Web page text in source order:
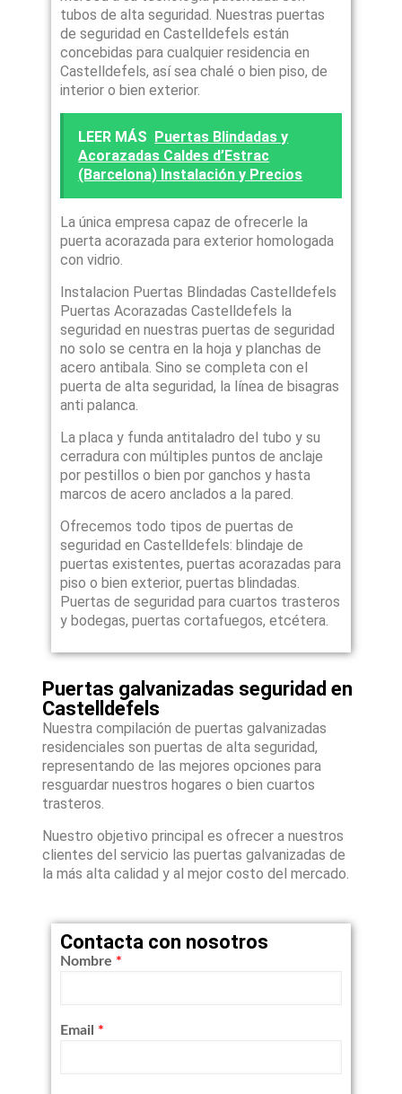
tubos de alta seguridad. Nuestras puertas
de seguridad en Castelldefels están
concebidas para cualquier residencia en
Castelldefels, así sea chalé o bien piso, de
interior o bien exterior.
LEER MÁS
Puertas Blindadas y
Acorazadas Caldes d’Estrac
(Barcelona) Instalación y Precios
La única empresa capaz de ofrecerle la
puerta acorazada para exterior homologada
con vidrio.
Instalacion Puertas Blindadas Castelldefels
Puertas Acorazadas Castelldefels la
seguridad en nuestras puertas de seguridad
no solo se centra en la hoja y planchas de
acero antibala. Sino se completa con el
puerta de alta seguridad, la línea de bisagras
anti palanca.
La placa y funda antitaladro del tubo y su
cerradura con múltiples puntos de anclaje
por pestillos o bien por ganchos y hasta
marcos de acero anclados a la pared.
Ofrecemos todo tipos de puertas de
seguridad en Castelldefels: blindaje de
puertas existentes, puertas acorazadas para
piso o bien exterior, puertas blindadas.
Puertas de seguridad para cuartos trasteros
y bodegas, puertas cortafuegos, etcétera.
Puertas galvanizadas seguridad en
Castelldefels
Nuestra compilación de puertas galvanizadas
residenciales son puertas de alta seguridad,
representando de las mejores opciones para
resguardar nuestros hogares o bien cuartos
trasteros.
Nuestro objetivo principal es ofrecer a nuestros
clientes del servicio las puertas galvanizadas de
la más alta calidad y al mejor costo del mercado.
Contacta con nosotros
Nombre *
Email *